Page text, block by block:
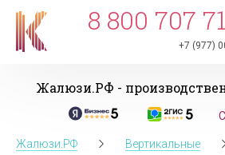
8 800 707
+7 (977)
Жалюзи.РФ -
Жалюзи.РФ
Вертикальные